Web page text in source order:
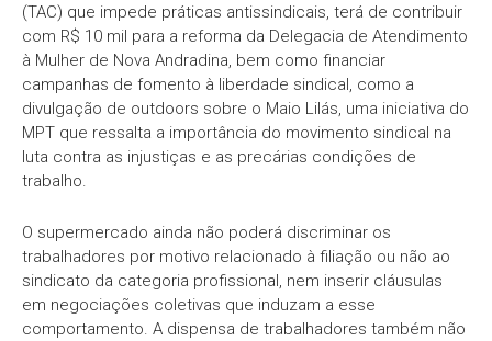
(TAC) que impede práticas antissindicais, terá de contribuir
com R$ 10 mil para a reforma da Delegacia de Atendimento
à Mulher de Nova Andradina, bem como financiar
campanhas de fomento à liberdade sindical, como a
divulgação de outdoors sobre o Maio Lilás, uma iniciativa do
MPT que ressalta a importância do movimento sindical na
luta contra as injustiças e as precárias condições de
trabalho.
O supermercado ainda não poderá discriminar os
trabalhadores por motivo relacionado à filiação ou não ao
sindicato da categoria profissional, nem inserir cláusulas
em negociações coletivas que induzam a esse
comportamento. A dispensa de trabalhadores também não